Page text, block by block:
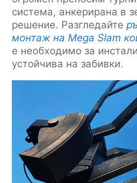
система, анкерирана в
решение. Разгледайте
монтаж на Mega Slam
е необходимо за
устойчива на забивки.